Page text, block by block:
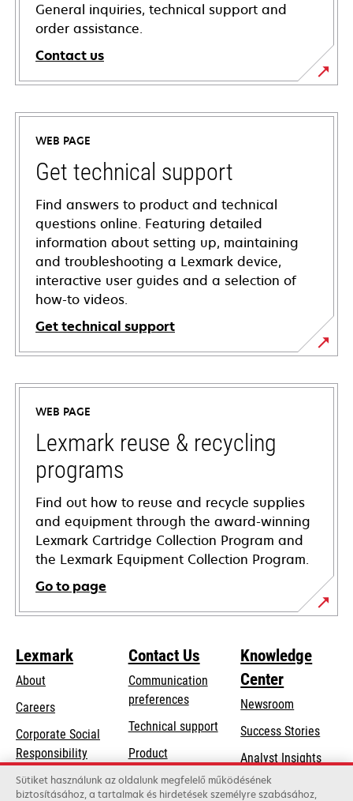
General inquiries, technical support and
order assistance.
Contact us
WEB PAGE
Get technical support
Find answers to product and technical
questions online. Featuring detailed
information about setting up, maintaining
and troubleshooting a Lexmark device,
interactive user guides and a selection of
how-to videos.
Get technical support
opens
in
new
tab
WEB PAGE
Lexmark reuse & recycling
programs
Find out how to reuse and recycle supplies
and equipment through the award-winning
Lexmark Cartridge Collection Program and
the Lexmark Equipment Collection Program.
Go to page
Lexmark
About
Careers
Corporate Social
Responsibilityopens
a
Sustainability
Contact Us
Communication
preferences
Technical supportopens
a
new
Product
registration
Knowledge
Center
Newsroom
Success Stories
Analyst Insights
Sütiket használunk az oldalunk megfelelő működésének
biztosításához, a tartalmak és hirdetések személyre szabásához,